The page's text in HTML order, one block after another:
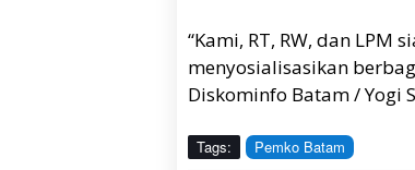
“Kami, RT, RW, dan
menyosialisasikan
Diskominfo Batam / Yogi
Tags: Pemko Batam